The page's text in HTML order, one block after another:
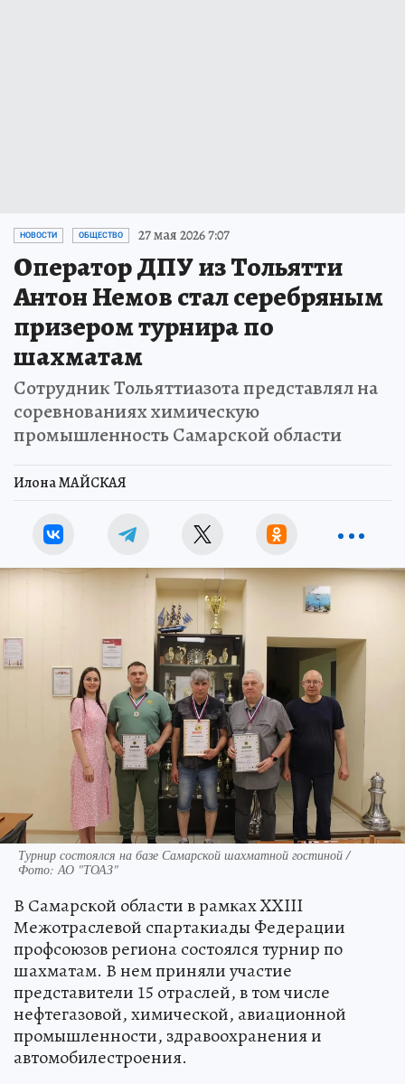
НОВОСТИ ОБЩЕСТВО 27 мая 2026 7:07
Оператор ДПУ из Тольятти
Антон Немов стал серебряным
призером турнира по
шахматам
Сотрудник Тольяттиазота представлял на
соревнованиях химическую
промышленность Самарской области
Илона МАЙСКАЯ
Турнир состоялся на базе Самарской шахматной гостиной /
Фото: АО "ТОАЗ"
В Самарской области в рамках XXIII
Межотраслевой спартакиады Федерации
профсоюзов региона состоялся турнир по
шахматам. В нем приняли участие
представители 15 отраслей, в том числе
нефтегазовой, химической, авиационной
промышленности, здравоохранения и
автомобилестроения.